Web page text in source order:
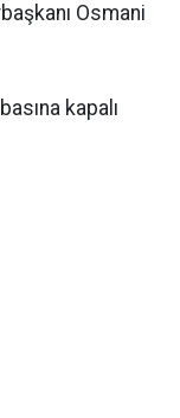
Osmani
kapalı